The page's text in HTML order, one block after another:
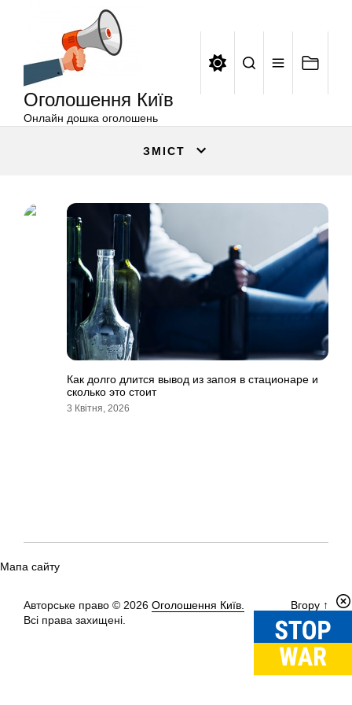
Оголошення Київ
Онлайн дошка оголошень
ЗМІСТ
Как долго длится вывод из запоя в стационаре и
сколько это стоит
3 Квітня, 2026
Мапа сайту
Авторське право © 2026 Оголошення Київ.
Всі права захищені.
Вгору ↑